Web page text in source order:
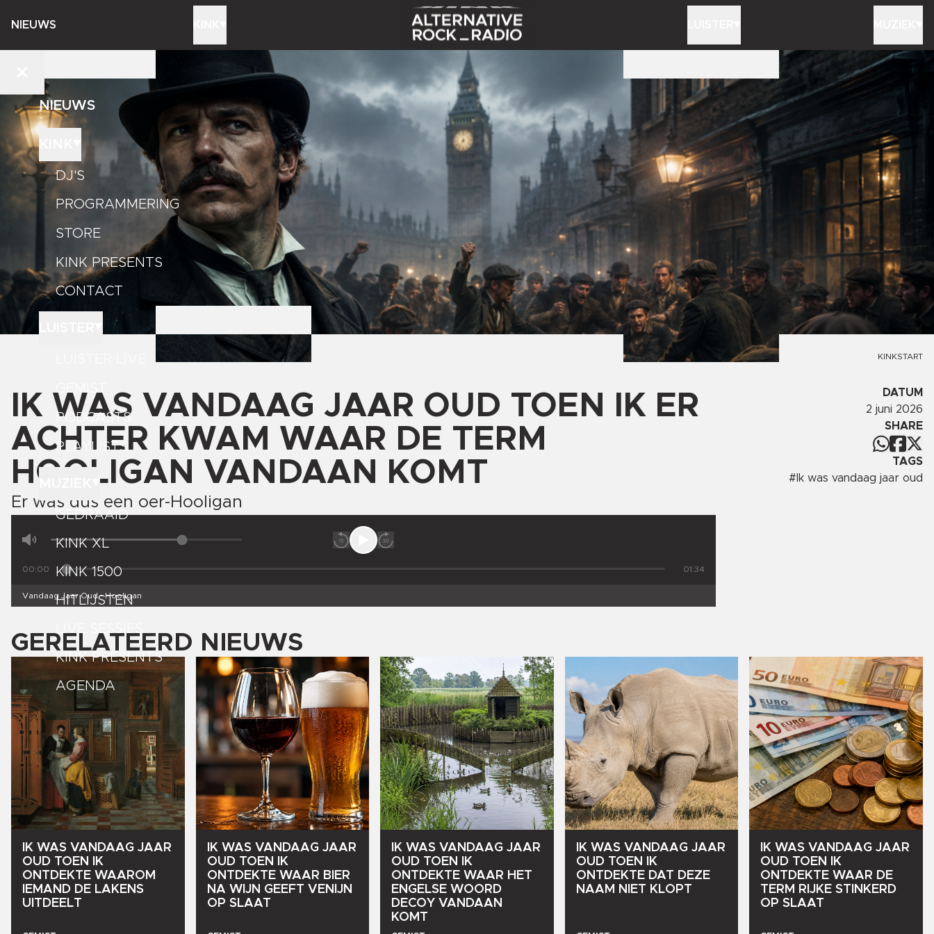
NIEUWS
NIEUWS
DJ'S
PROGRAMMERING
STORE
KINK PRESENTS
CONTACT
PODCASTS
PLAYLISTS
GEDRAAID
KINK XL
KINK 1500
HITLIJSTEN
KINK PRESENTS
AGENDA
KINKSTART
IK WAS VANDAAG JAAR OUD TOEN IK ER
ACHTER KWAM WAAR DE TERM
HOOLIGAN VANDAAN KOMT
Er was dus een oer-Hooligan
00:00 01:34
Vandaag Jaar Oud - Hooligan
DATUM
2 juni 2026
SHARE
TAGS
# Ik was vandaag jaar oud
GERELATEERD NIEUWS
IK WAS VANDAAG JAAR
OUD TOEN
IK
ONTDEKTE WAAROM
IEMAND DE LAKENS
UITDEELT
IK WAS VANDAAG JAAR
OUD TOEN
IK
ONTDEKTE WAAR BIER
NA WIJN GEEFT VENIJN
OP SLAAT
IK WAS VANDAAG JAAR
OUD TOEN
IK
ONTDEKTE WAAR HET
ENGELSE WOORD
DECOY VANDAAN
KOMT
IK WAS VANDAAG JAAR
OUD TOEN
IK
ONTDEKTE DAT DEZE
NAAM
NIET KLOPT
IK WAS VANDAAG JAAR
OUD TOEN
IK
ONTDEKTE WAAR DE
TERM
RIJKE STINKERD
OP SLAAT